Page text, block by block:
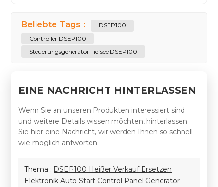
Beliebte Tags :
DSEP100
Controller DSEP100
Steuerungsgenerator Tiefsee DSEP100
EINE NACHRICHT HINTERLASSEN
Wenn Sie an unseren Produkten interessiert sind
und weitere Details wissen möchten, hinterlassen
Sie hier eine Nachricht, wir werden Ihnen so schnell
wie möglich antworten.
Thema : DSEP100 Heißer Verkauf Ersetzen
Elektronik Auto Start Control Panel Generator